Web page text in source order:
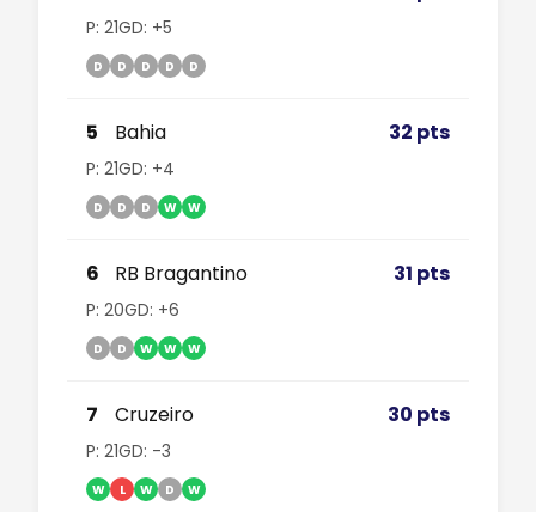
P: 21GD: +5
D D D D D
5 Bahia 32 pts
P: 21GD: +4
D D D W W
6 RB Bragantino 31 pts
P: 20GD: +6
D D W W W
7 Cruzeiro 30 pts
P: 21GD: -3
W L W D W